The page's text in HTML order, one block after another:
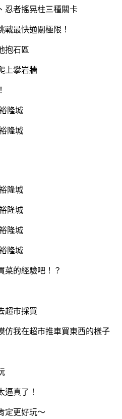
忍者搖晃柱三種關卡
戰最快通關極限！
抱石區
上攀岩牆
菜的經驗吧！？
超市採買
仿我在超市推車買東西的樣子
逼真了！
定更好玩～